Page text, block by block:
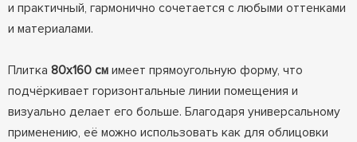
и практичный, гармонично сочетается с любыми оттенками
и материалами.
Плитка 80x160 смимеет прямоугольную форму, что
подчёркивает горизонтальные линии помещения и
визуально делает его больше. Благодаря универсальному
применению, её можно использовать как для облицовки